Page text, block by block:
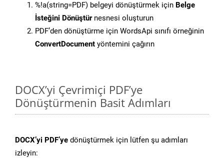
%!a(string=PDF) belgeyi dönüştürmek için Belge
İsteğini Dönüştürnesnesi oluşturun
PDF’den dönüştürme için WordsApi sınıfı örneğinin
ConvertDocument yöntemini çağırın
DOCX’yi Çevrimiçi PDF’ye
Dönüştürmenin Basit Adımları
DOCX’yi PDF’ye dönüştürmek için lütfen şu adımları
izleyin: